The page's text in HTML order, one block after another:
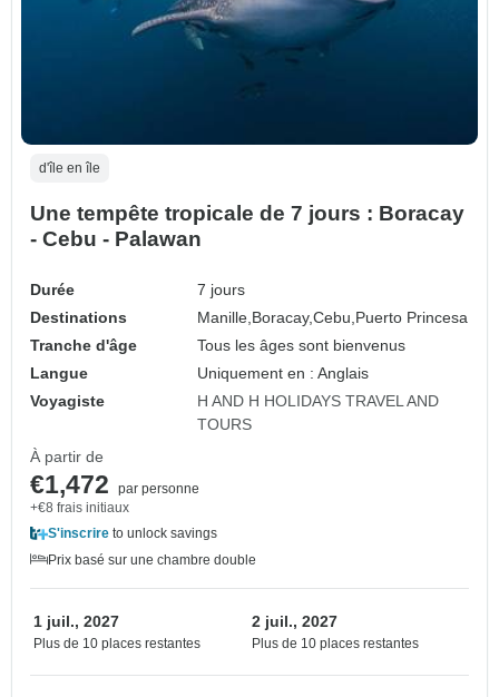
d'île en île
Une tempête tropicale de 7 jours : Boracay
- Cebu - Palawan
Durée
7 jours
Destinations
Manille, Boracay,Cebu, Puerto Princesa
Tranche d'âge
Tous les âges sont bienvenus
Langue
Uniquement en : Anglais
Voyagiste
H AND H HOLIDAYS TRAVEL AND
TOURS
À partir de
€1,472
par personne
+€8 frais initiaux
S'inscrire to unlock savings
Prix basé sur une chambre double
1 juil., 2027
Plus de 10 places restantes
2 juil., 2027
Plus de 10 places restantes